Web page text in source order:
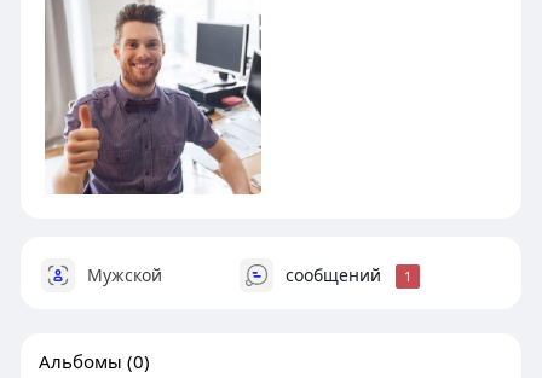
Мужской сообщений 1
Альбомы (0)